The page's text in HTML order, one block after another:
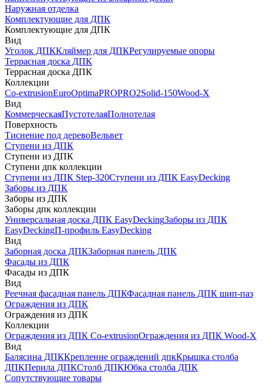
Наружная отделка
Комплектующие для ДПК
Комплектующие для ДПК
Вид
Уголок ДПККляймер для ДПКРегулируемые опоры
Террасная доска ДПК
Террасная доска ДПК
Коллекции
Co-extrusionEuroOptimaPROPRO2Solid-150Wood-X
Вид
КоммерческаяПустотелаяПолнотелая
Поверхность
Тиснение под деревоВельвет
Ступени из ДПК
Ступени из ДПК
Ступени дпк коллекции
Ступени из ДПК Step-320Ступени из ДПК EasyDecking
Заборы из ДПК
Заборы из ДПК
Заборы дпк коллекции
Универсальная доска ДПК EasyDeckingЗаборы из ДПК
EasyDeckingП-профиль EasyDecking
Вид
Заборная доска ДПКЗаборная панель ДПК
Фасады из ДПК
Фасады из ДПК
Вид
Реечная фасадная панель ДПКФасадная панель ДПК шип-паз
Ограждения из ДПК
Ограждения из ДПК
Коллекции
Ограждения из ДПК Co-extrusionОграждения из ДПК Wood-X
Вид
Балясина ДПККрепление ограждений дпкКрышка столба
ДПКПерила ДПКСтолб ДПКЮбка столба ДПК
Сопутствующие товары